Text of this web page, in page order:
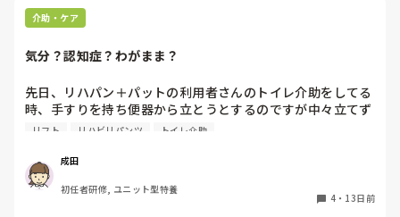
ゆったりのんびりしている人には特養は向いてないのでしょ
うか？教育がちゃんとしてないユニットは、結局新人さんがパワハラ
っぽい圧に耐えられなくて辞めると言う感じに思います。
手で……
結局特養はなんとなく、そういった話耳にするので挑戦できず
です（._.）
介助・ケア
気分？認知症？わがまま？
先日、リハパン＋パットの利用者さんのトイレ介助をしてる
時、手すりを持ち便器から立とうとするのですが中々立てず
「立てない」と言われたので人を呼んだらリーダーが来てく
人が変わったようにスムーズに立って車椅子に移乗したので
す。私はその場で立てなかったんじゃなかったの？と聞いた
ら立てるよ！と言われ、リーダーからは前屈みにしてないか
リフト リハビリパンツ トイレ介助
成田
初任者研修, ユニット型特養
4・ 13日前